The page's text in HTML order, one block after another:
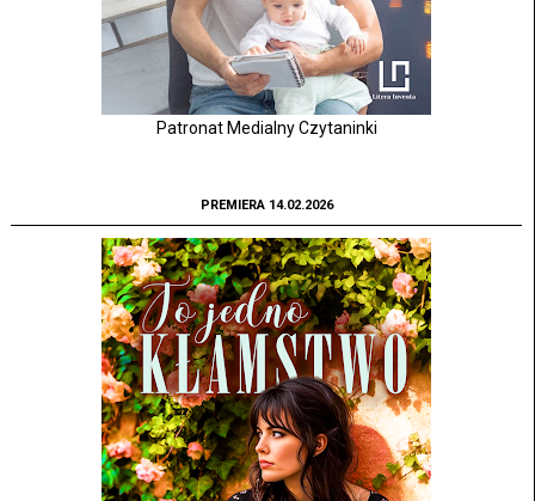
Patronat Medialny Czytaninki
PREMIERA 14.02.2026